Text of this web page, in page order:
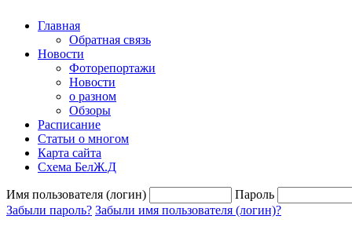
Главная
Обратная связь
Новости
Фоторепортажи
Новости
о разном
Обзоры
Расписание
Статьи о многом
Карта сайта
Схема БелЖ.Д
Имя пользователя (логин)
Пароль
Забыли пароль? Забыли имя пользователя (логин)?